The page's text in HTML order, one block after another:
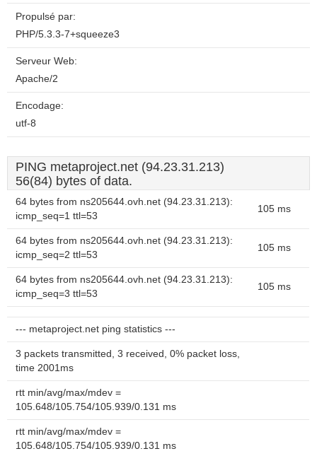
Propulsé par:
PHP/5.3.3-7+squeeze3
Serveur Web:
Apache/2
Encodage:
utf-8
PING metaproject.net (94.23.31.213)
56(84) bytes of data.
64 bytes from ns205644.ovh.net (94.23.31.213):
icmp_seq=1 ttl=53
105 ms
64 bytes from ns205644.ovh.net (94.23.31.213):
icmp_seq=2 ttl=53
105 ms
64 bytes from ns205644.ovh.net (94.23.31.213):
icmp_seq=3 ttl=53
105 ms
--- metaproject.net ping statistics ---
3 packets transmitted, 3 received, 0% packet loss,
time 2001ms
rtt min/avg/max/mdev =
105.648/105.754/105.939/0.131 ms
rtt min/avg/max/mdev =
105.648/105.754/105.939/0.131 ms